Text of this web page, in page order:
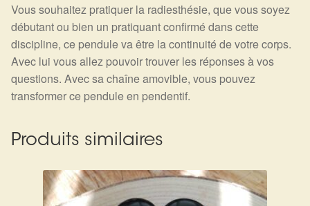
Vous souhaitez pratiquer la radiesthésie, que vous soyez
débutant ou bien un pratiquant confirmé dans cette
discipline, ce pendule va être la continuité de votre corps.
Avec lui vous allez pouvoir trouver les réponses à vos
questions. Avec sa chaîne amovible, vous pouvez
transformer ce pendule en pendentif.
Produits similaires